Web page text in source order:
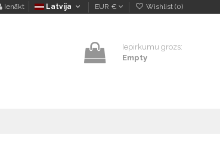
Ienākt Latvija EUR € Wishlist (0)
Iepirkumu grozs:
Empty